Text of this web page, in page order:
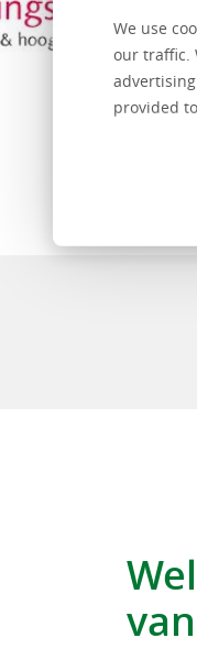
We use
our traffic.
provided